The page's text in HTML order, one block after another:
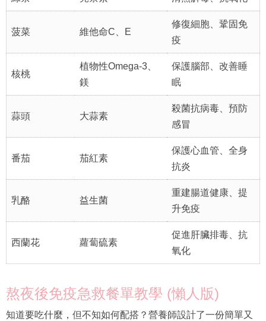
菠菜 維他命C、E
修復細胞、鞏固免
疫
核桃
植物性Omega-3、
鎂
保護腦部、改善睡
眠
蒜頭 大蒜素
殺菌抗病毒、預防
感冒
番茄 茄紅素
保護心血管、全身
抗炎
乳酪 益生菌
重建腸道健康、提
升免疫
西蘭花 蘿蔔硫素
促進肝臟排毒、抗
氧化
熬夜後免疫急救餐單教學 (懶人版)
知道要吃什麼，但不知如何配搭？營養師設計了一份簡單又